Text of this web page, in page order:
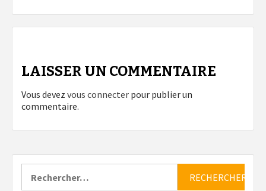
LAISSER UN COMMENTAIRE
Vous devez vous connecter pour publier un
commentaire.